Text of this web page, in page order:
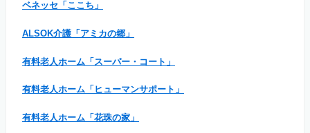
ベネッセ「ここち」
ALSOK介護「アミカの郷」
有料老人ホーム「スーパー・コート」
有料老人ホーム「ヒューマンサポート」
有料老人ホーム「花珠の家」